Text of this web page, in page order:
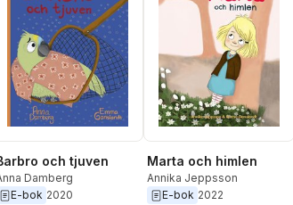
och tjuven
Damberg
E-bok 2020
Marta och himlen
Annika Jeppsson
E-bok 2022